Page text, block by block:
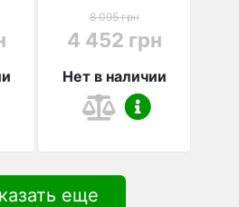
8 095 грн
4 452 грн
Нет в наличии
еще